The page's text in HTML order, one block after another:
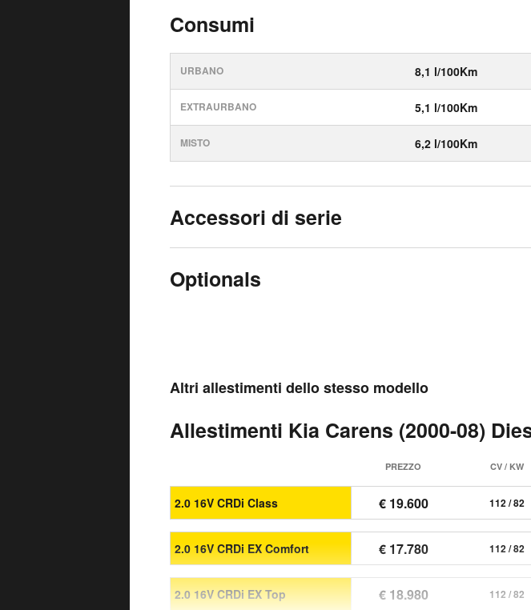
Consumi
URBANO 8,1 l/100Km
EXTRAURBANO 5,1 l/100Km
MISTO 6,2 l/100Km
Accessori di serie
Optionals
Altri allestimenti dello stesso modello
Allestimenti Kia Carens (2000-08)
PREZZO CV / KW
2.0 16V CRDi Class € 19.600 112 / 82
2.0 16V CRDi EX Comfort € 17.780 112 / 82
2.0 16V CRDi EX Top € 18.980 112 / 82